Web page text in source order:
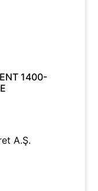
1400-
A.Ş.